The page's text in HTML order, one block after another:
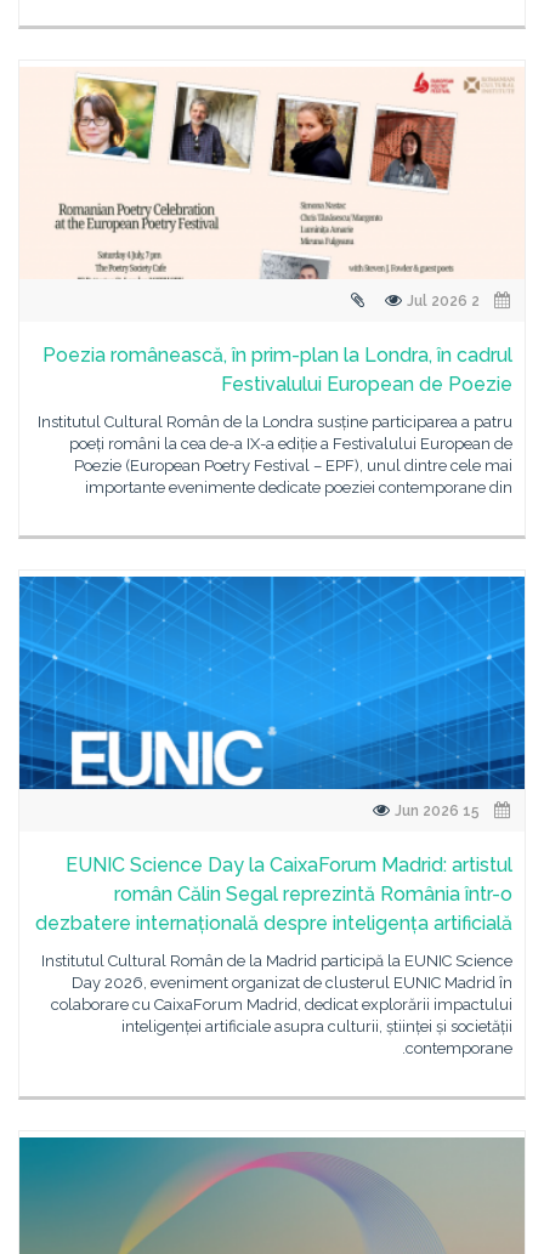
Poezia românească, în prim-plan la Londra, în cadrul
Festivalului European de Poezie
Institutul Cultural Român de la Londra susține participarea a patru
poeți români la cea de-a IX-a ediție a Festivalului European de
Poezie (European Poetry Festival – EPF), unul dintre cele mai
importante evenimente dedicate poeziei contemporane din
EUNIC Science Day la CaixaForum Madrid: artistul
român Călin Segal reprezintă România într-o
dezbatere internațională despre inteligența artificială
Institutul Cultural Român de la Madrid participă la EUNIC Science
Day 2026, eveniment organizat de clusterul EUNIC Madrid în
colaborare cu CaixaForum Madrid, dedicat explorării impactului
inteligenței artificiale asupra culturii, științei și societății
contemporane.